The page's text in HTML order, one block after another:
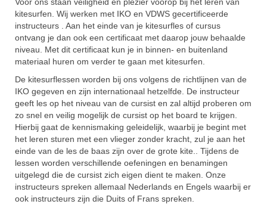
kitesurfen. Wij werken met IKO en VDWS gecertificeerde
instructeurs . Aan het einde van je kitesurfles of cursus
ontvang je dan ook een certificaat met daarop jouw behaalde
niveau. Met dit certificaat kun je in binnen- en buitenland
materiaal huren om verder te gaan met kitesurfen.
De kitesurflessen worden bij ons volgens de richtlijnen van de
IKO gegeven en zijn internationaal hetzelfde. De instructeur
geeft les op het niveau van de cursist en zal altijd proberen om
zo snel en veilig mogelijk de cursist op het board te krijgen.
Hierbij gaat de kennismaking geleidelijk, waarbij je begint met
het leren sturen met een vlieger zonder kracht, zul je aan het
einde van de les de baas zijn over de grote kite.. Tijdens de
lessen worden verschillende oefeningen en benamingen
uitgelegd die de cursist zich eigen dient te maken. Onze
instructeurs spreken allemaal Nederlands en Engels waarbij er
ook instructeurs zijn die Duits of Frans spreken.